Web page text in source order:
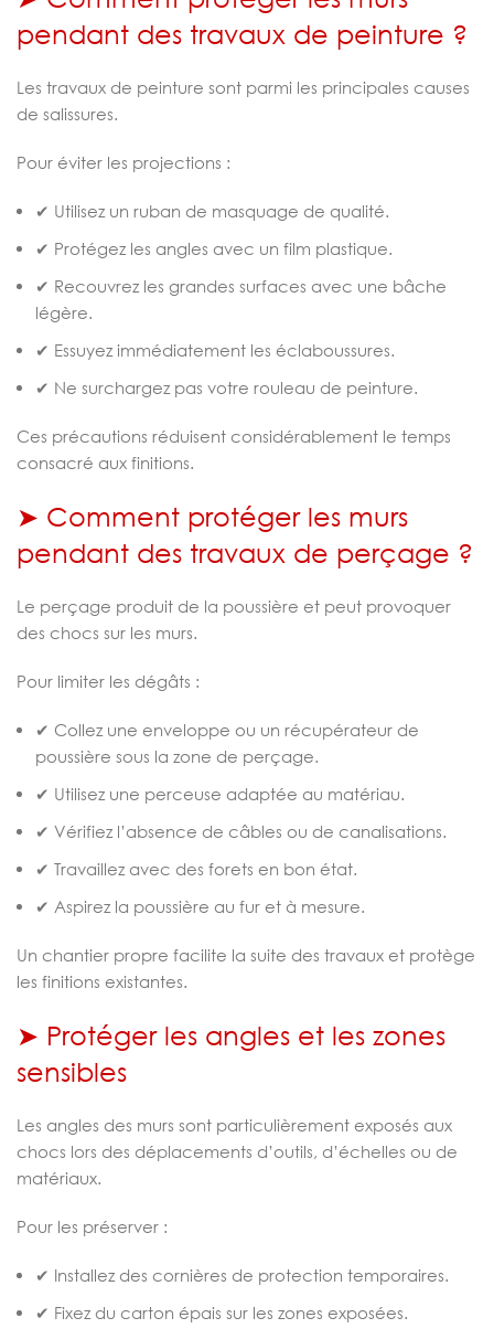
pendant des travaux de peinture ?
Les travaux de peinture sont parmi les principales causes
de salissures.
Pour éviter les projections :
✔ Utilisez un ruban de masquage de qualité.
✔ Protégez les angles avec un film plastique.
✔ Recouvrez les grandes surfaces avec une bâche
légère.
✔ Essuyez immédiatement les éclaboussures.
✔ Ne surchargez pas votre rouleau de peinture.
Ces précautions réduisent considérablement le temps
consacré aux finitions.
➤ Comment protéger les murs
pendant des travaux de perçage ?
Le perçage produit de la poussière et peut provoquer
des chocs sur les murs.
Pour limiter les dégâts :
✔ Collez une enveloppe ou un récupérateur de
poussière sous la zone de perçage.
✔ Utilisez une perceuse adaptée au matériau.
✔ Vérifiez l’absence de câbles ou de canalisations.
✔ Travaillez avec des forets en bon état.
✔ Aspirez la poussière au fur et à mesure.
Un chantier propre facilite la suite des travaux et protège
les finitions existantes.
➤ Protéger les angles et les zones
sensibles
Les angles des murs sont particulièrement exposés aux
chocs lors des déplacements d’outils, d’échelles ou de
matériaux.
Pour les préserver :
✔ Installez des cornières de protection temporaires.
✔ Fixez du carton épais sur les zones exposées.